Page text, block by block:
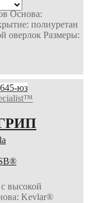
Основа:
полиуретан
оверлок Размеры:
высокой
Kevlar®